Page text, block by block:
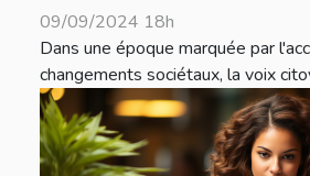
09/09/2024 18h
Dans une époque marquée par
changements sociétaux, la voix